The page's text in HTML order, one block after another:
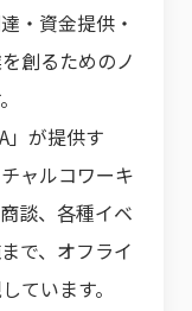
・資金提供・
創るためのノ
」が提供す
ャルコワーキ
談、各種イベ
で、オフライ
ています。